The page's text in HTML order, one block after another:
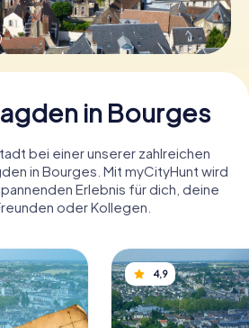
in Bourges
bei einer unserer zahlreichen
in Bourges. Mit myCityHunt wird
Erlebnis für dich, deine
oder Kollegen.
4,9